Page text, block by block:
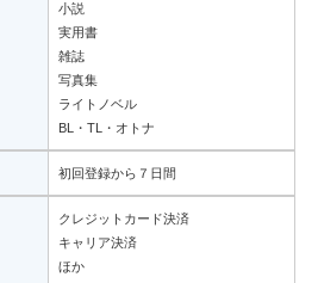
小説
実用書
雑誌
写真集
ライトノベル
BL・TL・オトナ
初回登録から７日間
クレジットカード決済
キャリア決済
ほか